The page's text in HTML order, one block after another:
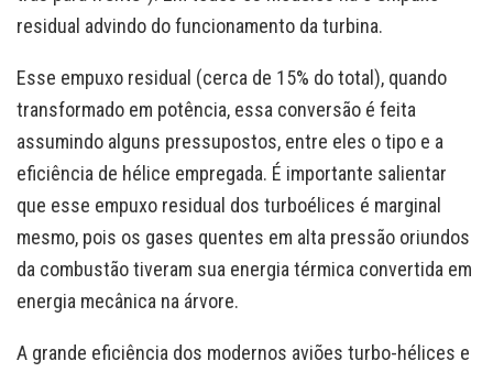
residual advindo do funcionamento da turbina.
Esse empuxo residual (cerca de 15% do total), quando
transformado em potência, essa conversão é feita
assumindo alguns pressupostos, entre eles o tipo e a
eficiência de hélice empregada. É importante salientar
que esse empuxo residual dos turboélices é marginal
mesmo, pois os gases quentes em alta pressão oriundos
da combustão tiveram sua energia térmica convertida em
energia mecânica na árvore.
A grande eficiência dos modernos aviões turbo-hélices e